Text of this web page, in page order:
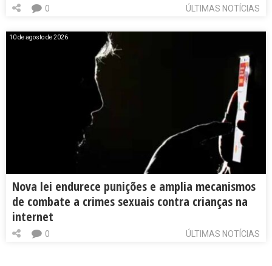
ÚLTIMAS NOTÍCIAS
0
10 de agosto de 2026
Nova lei endurece punições e amplia mecanismos
de combate a crimes sexuais contra crianças na
internet
ÚLTIMAS NOTÍCIAS
0